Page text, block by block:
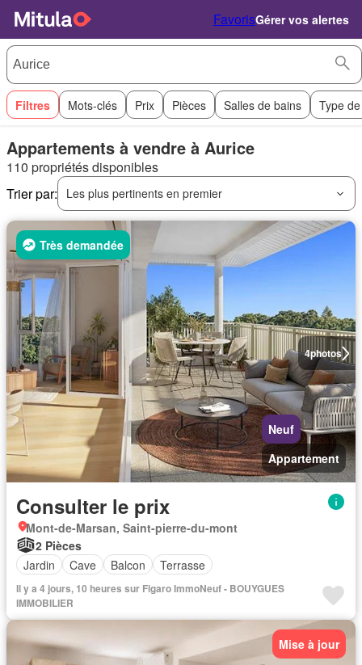
FavorisGérer vos alertes
Filtres Mots-clés Prix Pièces Salles de bains Type
Appartements à vendre à Aurice
110 propriétés disponibles
Trier par:
Les plus pertinents en premier
4photos
Très demandée
Neuf
Appartement
Consulter le prix
Mont-de-Marsan, Saint-pierre-du-mont
2 Pièces
Jardin
Cave Balcon Terrasse
Il y a 4 jours, 10 heures sur Figaro ImmoNeuf - BOUYGUES
IMMOBILIER
Mise à jour